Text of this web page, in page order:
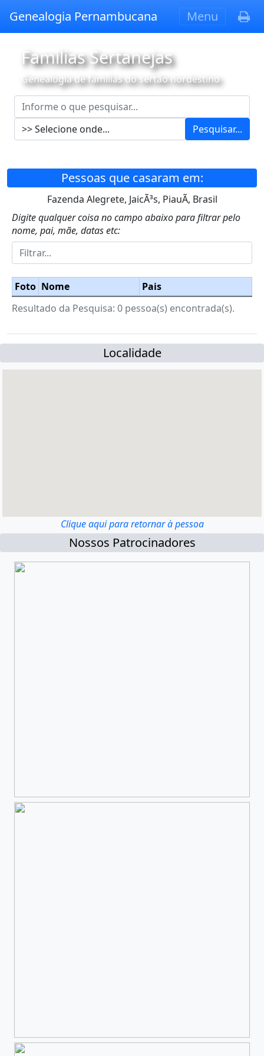
Genealogia Pernambucana Menu
Famílias Sertanejas
Genealogia de famílias do sertão nordestino
Pesquisar...
Pessoas que casaram em:
Fazenda Alegrete, JaicÃ³s, PiauÃ­, Brasil
Digite qualquer coisa no campo abaixo para filtrar pelo
nome, pai, mãe, datas etc:
Foto Nome
Pais
Resultado da Pesquisa: 0 pessoa(s) encontrada(s).
Localidade
Clique aqui para retornar à pessoa
Nossos Patrocinadores